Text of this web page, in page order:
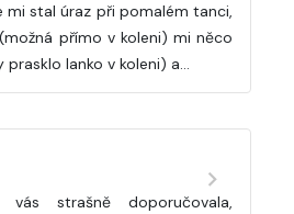
mi stal úraz při pomalém tanci,
přímo v koleni) mi něco
lanko v koleni) a…
strašně doporučovala,